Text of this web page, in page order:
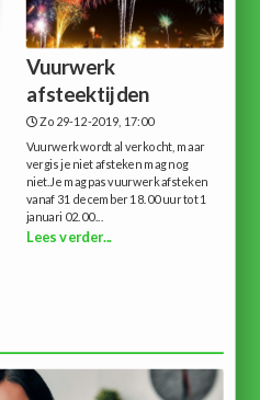
Vuurwerk
afsteektijden
Zo 29-12-2019, 17:00
Vuurwerk wordt al verkocht, maar
vergis je niet afsteken mag nog
niet.Je mag pas vuurwerk afsteken
vanaf 31 december 18.00 uur tot 1
januari 02.00...
Lees verder...